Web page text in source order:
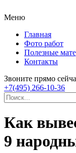
Меню
Главная
Фото работ
Полезные
Контакты
Звоните прямо
+7(495) 266-10-36
Как
9